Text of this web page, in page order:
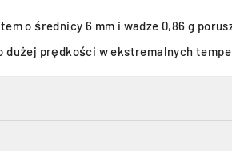
o średnicy 6 mm i wadze 0,86 g
dużej prędkości w ekstremalnych